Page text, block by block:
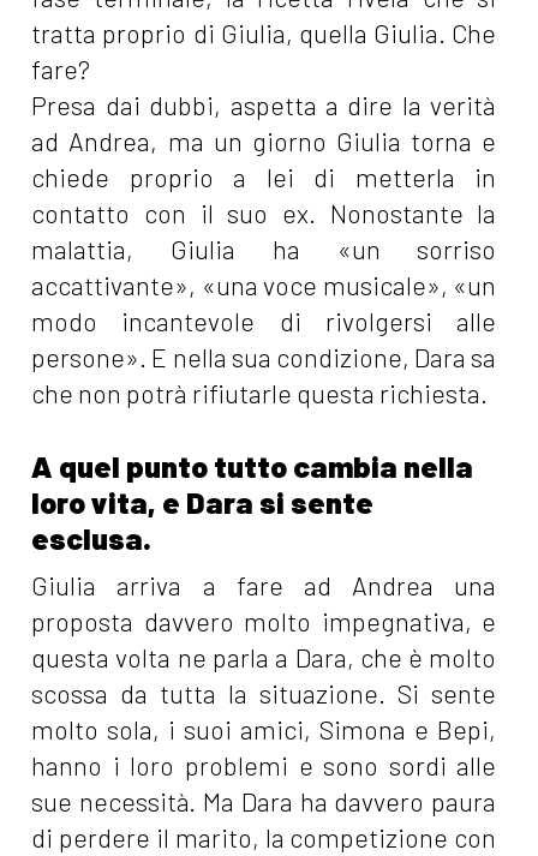
tratta proprio di Giulia, quella Giulia. Che
fare?
Presa dai dubbi, aspetta a dire la verità
ad Andrea, ma un giorno Giulia torna e
chiede proprio a lei di metterla in
contatto con il suo ex. Nonostante la
malattia, Giulia ha «un sorriso
accattivante», «una voce musicale», «un
modo incantevole di rivolgersi alle
persone». E nella sua condizione, Dara sa
che non potrà rifiutarle questa richiesta.
A quel punto tutto cambia nella
loro vita, e Dara si sente
esclusa.
Giulia arriva a fare ad Andrea una
proposta davvero molto impegnativa, e
questa volta ne parla a Dara, che è molto
scossa da tutta la situazione. Si sente
molto sola, i suoi amici, Simona e Bepi,
hanno i loro problemi e sono sordi alle
sue necessità. Ma Dara ha davvero paura
di perdere il marito, la competizione con